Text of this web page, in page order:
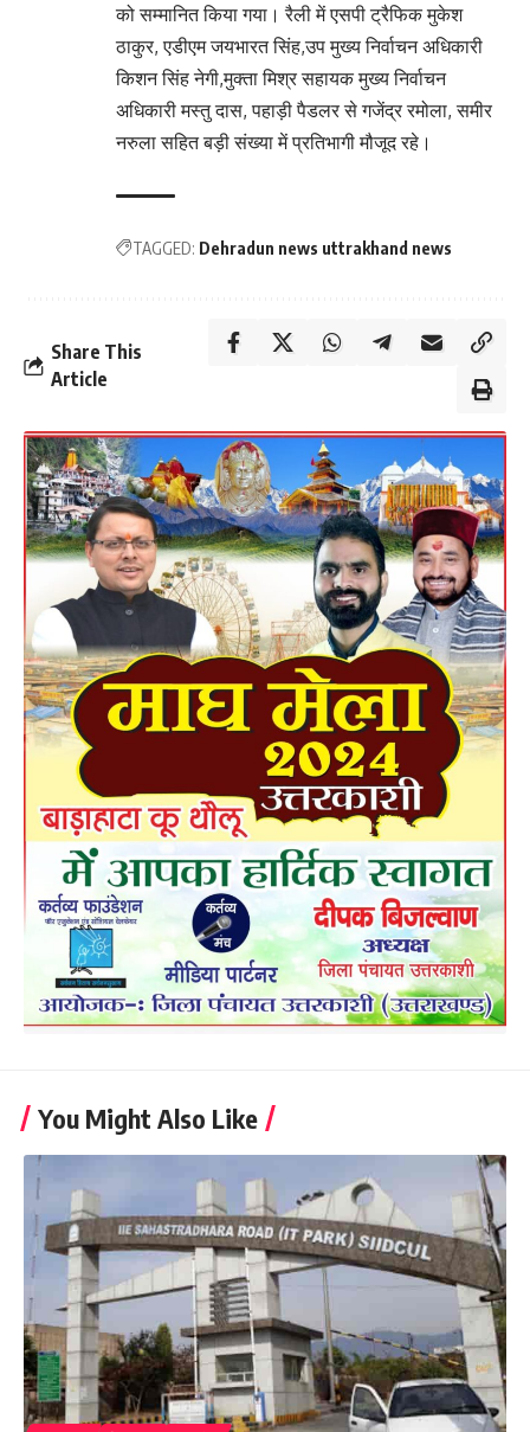
को सम्मानित किया गया। रैली में एसपी ट्रैफिक मुकेश
ठाकुर, एडीएम जयभारत सिंह,उप मुख्य निर्वाचन अधिकारी
किशन सिंह नेगी,मुक्ता मिश्र सहायक मुख्य निर्वाचन
अधिकारी मस्तु दास, पहाड़ी पैडलर से गजेंद्र रमोला, समीर
नरुला सहित बड़ी संख्या में प्रतिभागी मौजूद रहे।
TAGGED: Dehradun news uttrakhand news
Share This
Article
You Might Also Like